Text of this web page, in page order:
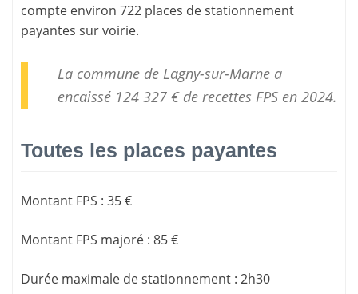
compte environ 722 places de stationnement
payantes sur voirie.
La commune de Lagny-sur-Marne a
encaissé 124 327 € de recettes FPSen 2024.
Toutes les places payantes
Montant FPS : 35 €
Montant FPS majoré : 85 €
Durée maximale de stationnement : 2h30